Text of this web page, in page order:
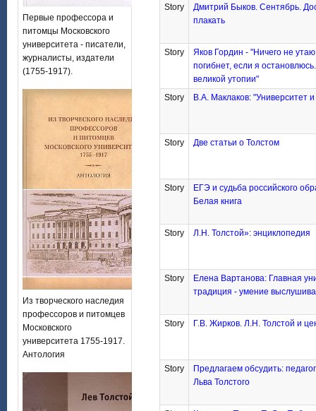
Первые профессора и
питомцы Московского
университета - писатели,
журналисты, издатели
(1755-1917).
Из творческого наследия
профессоров и питомцев
Московского
университета 1755-1917.
Антология
Story
Дмитрий Быков. Сентябрь.
плакать
Story
Яков Гордин - "Ничего не
погибнет, если я
великой утопии"
Story
В.А. Маклаков: "Университет
Story Две статьи о Толстом
Story
ЕГЭ и судьба российского
Белая книга
Story Л.Н. Толстой»: энциклопедия
Story
Елена Вартанова: Главная
традиция - умение
Story Г.В. Жирков. Л.Н. Толстой и
Story
Предлагаем обсудить:
Льва Толстого